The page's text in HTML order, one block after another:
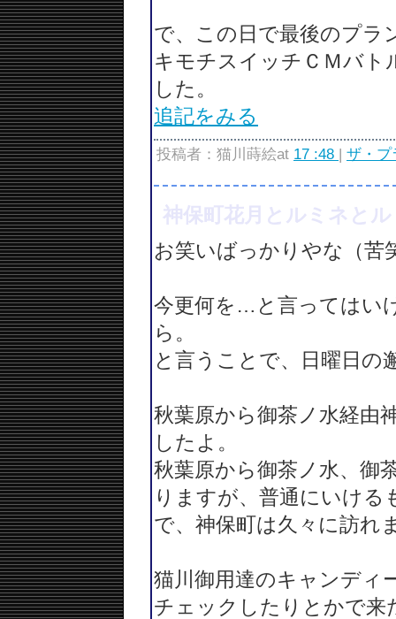
で、この日で最後のプラ
キモチスイッチＣＭバト
した。
追記をみる
投稿者：猫川蒔絵at 17 :48 | ザ・
神保町花月とルミネと
お笑いばっかりやな（苦
今更何を…と言ってはい
ら。
と言うことで、日曜日の
秋葉原から御茶ノ水経由
したよ。
秋葉原から御茶ノ水、御
りますが、普通にいける
で、神保町は久々に訪れ
猫川御用達のキャンディ
チェックしたりとかで